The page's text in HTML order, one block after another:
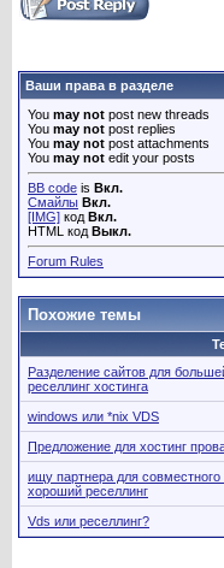
Ваши права в разделе
You may not post new threads
You may not post replies
You may not post attachments
You may not edit your posts
BB code is Вкл.
Смайлы Вкл.
[IMG] код Вкл.
HTML код Выкл.
Forum Rules
Похожие темы
Разделение сайтов для
реселлинг хостинга
windows или *nix VDS
Предложение для хостинг
ищу партнера для
хороший реселлинг
Vds или реселлинг?